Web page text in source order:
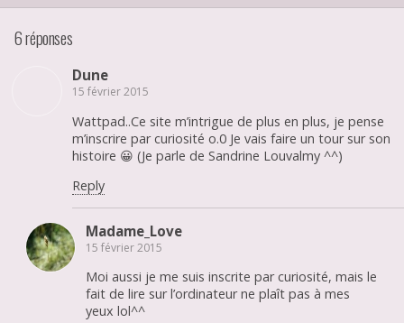
6 réponses
Dune
15 février 2015
Wattpad..Ce site m’intrigue de plus en plus, je pense
m’inscrire par curiosité o.0 Je vais faire un tour sur son
histoire 😀 (Je parle de Sandrine Louvalmy ^^)
Reply
Madame_Love
15 février 2015
Moi aussi je me suis inscrite par curiosité, mais le
fait de lire sur l’ordinateur ne plaît pas à mes
yeux lol^^